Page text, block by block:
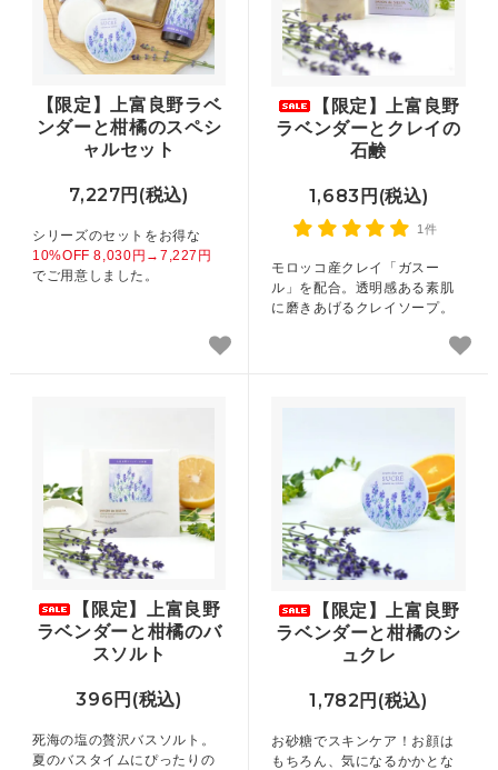
【限定】上富良野ラベ
ンダーと柑橘のスペシ
ャルセット
7,227円(税込)
シリーズのセットをお得な
10%OFF 8,030円→7,227円
でご用意しました。
【限定】上富良野
ラベンダーとクレイの
石鹸
1,683円(税込)
1件
モロッコ産クレイ「ガスー
ル」を配合。透明感ある素肌
に磨きあげるクレイソープ。
【限定】上富良野
ラベンダーと柑橘のバ
スソルト
396円(税込)
死海の塩の贅沢バスソルト。
夏のバスタイムにぴったりの
【限定】上富良野
ラベンダーと柑橘のシ
ュクレ
1,782円(税込)
お砂糖でスキンケア！お顔は
もちろん、気になるかかとな